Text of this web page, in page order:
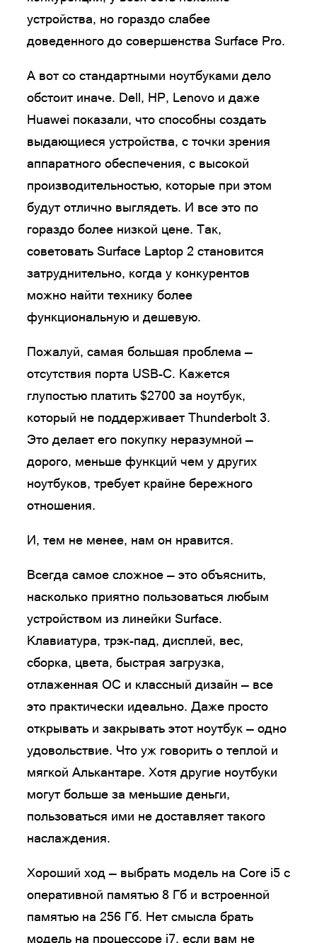
устройства, но гораздо слабее
доведенного до совершенства Surface Pro.
А вот со стандартными ноутбуками дело
обстоит иначе. Dell, HP, Lenovo и даже
Huawei показали, что способны создать
выдающиеся устройства, с точки зрения
аппаратного обеспечения, с высокой
производительностью, которые при этом
будут отлично выглядеть. И все это по
гораздо более низкой цене. Так,
советовать Surface Laptop 2 становится
затруднительно, когда у конкурентов
можно найти технику более
функциональную и дешевую.
Пожалуй, самая большая проблема —
отсутствия порта USB-C. Кажется
глупостью платить $2700 за ноутбук,
который не поддерживает Thunderbolt 3.
Это делает его покупку неразумной —
дорого, меньше функций чем у других
ноутбуков, требует крайне бережного
отношения.
И, тем не менее, нам он нравится.
Всегда самое сложное — это объяснить,
насколько приятно пользоваться любым
устройством из линейки Surface.
Клавиатура, трэк-пад, дисплей, вес,
сборка, цвета, быстрая загрузка,
отлаженная ОС и классный дизайн — все
это практически идеально. Даже просто
открывать и закрывать этот ноутбук — одно
удовольствие. Что уж говорить о теплой и
мягкой Алькантаре. Хотя другие ноутбуки
могут больше за меньшие деньги,
пользоваться ими не доставляет такого
наслаждения.
Хороший ход — выбрать модель на Core i5 с
оперативной памятью 8 Гб и встроенной
памятью на 256 Гб. Нет смысла брать
модель на процессоре i7, если вам не